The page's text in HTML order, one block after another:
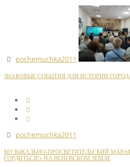
pochemuchka2011
ЗНАКОВЫЕ СОБЫТИЯ ДЛЯ ИСТОРИИ
pochemuchka2011
МУЗЫКАЛЬНО-ПРОСВЕТИТЕЛЬСКИЙ
ГОРДИТЬСЯ!» НА ВЕНЕВСКОМ ЗЕМЛЕ